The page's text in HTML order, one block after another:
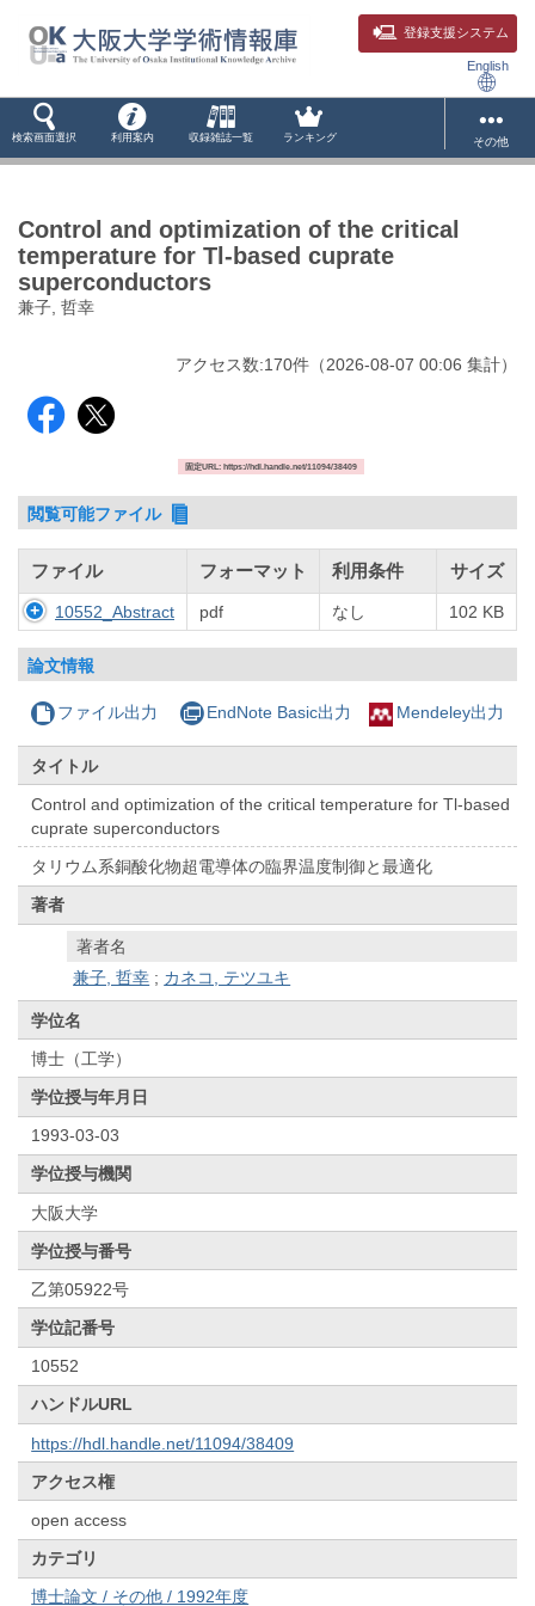
登録支援システム
English
検索画面選択 利用案内 収録雑誌一覧 ランキング その他
Control and optimization of the critical
temperature for Tl-based cuprate
superconductors
兼子, 哲幸
アクセス数:170件 （2026-08-07 00:06 集計）
固定URL: https://hdl.handle.net/11094/38409
閲覧可能ファイル
ファイル フォーマット 利用条件 サイズ
10552_Abstract pdf なし 102 KB
論文情報
ファイル出力 EndNote Basic出力 Mendeley出力
タイトル
Control and optimization of the critical temperature for Tl-based
cuprate superconductors
タリウム系銅酸化物超電導体の臨界温度制御と最適化
著者
著者名
兼子, 哲幸 ; カネコ, テツユキ
学位名
博士（工学）
学位授与年月日
1993-03-03
学位授与機関
大阪大学
学位授与番号
乙第05922号
学位記番号
10552
ハンドルURL
https://hdl.handle.net/11094/38409
アクセス権
open access
カテゴリ
博士論文 / その他 / 1992年度